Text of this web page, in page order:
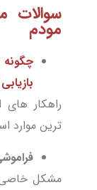
سوالات
مودم
چگونه
راهکار های
ترین موارد
مشکل خاصی